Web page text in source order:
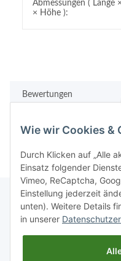
Abmessungen ( Länge
× Höhe ):
Bewertungen
Rechtliches
Wie wir Cookies &
Durch Klicken auf „Alle
Einsatz folgender
Vimeo, ReCaptcha,
Einstellung jederzeit
unten). Weitere Details
in unserer